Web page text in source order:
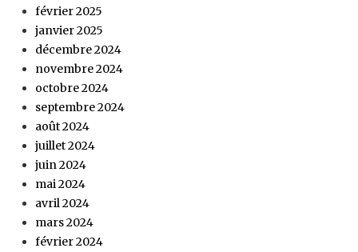
février 2025
janvier 2025
décembre 2024
novembre 2024
octobre 2024
septembre 2024
août 2024
juillet 2024
juin 2024
mai 2024
avril 2024
mars 2024
février 2024